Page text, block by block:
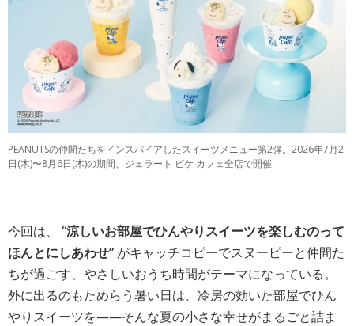
PEANUTSの仲間たちをインスパイアしたスイーツメニュー第2弾。2026年7月2
日(木)〜8月6日(木)の期間、ジェラート ピケ カフェ全店で開催
今回は、 “涼しいお部屋でひんやりスイーツを楽しむのって
ほんとにしあわせ” がキャッチコピーでスヌーピーと仲間た
ちが過ごす、やさしいおうち時間がテーマになっている。
外に出るのもためらう暑い日は、冷房の効いた部屋でひん
やりスイーツを——そんな夏の小さな幸せがまるごと詰ま